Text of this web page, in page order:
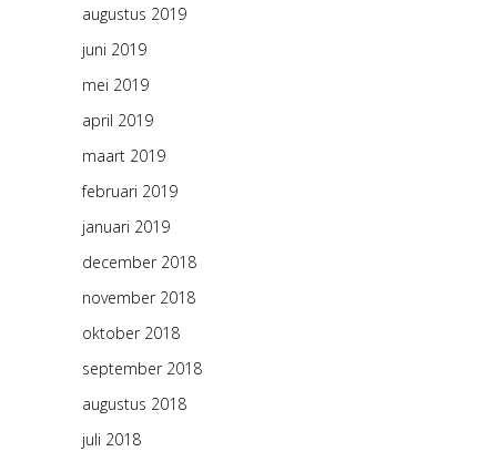
augustus 2019
juni 2019
mei 2019
april 2019
maart 2019
februari 2019
januari 2019
december 2018
november 2018
oktober 2018
september 2018
augustus 2018
juli 2018